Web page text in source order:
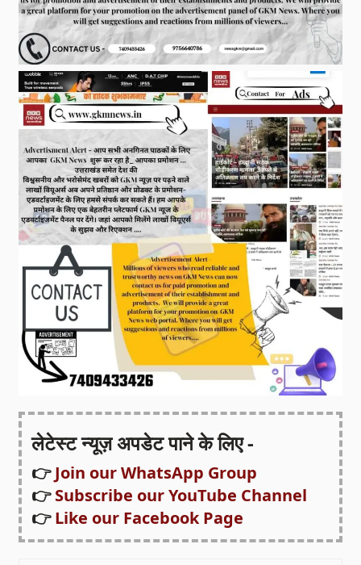
लेटेस्ट न्यूज़ अपडेट पाने के लिए -
👉Join our WhatsApp Group
👉Subscribe our YouTube Channel
👉Like our Facebook Page